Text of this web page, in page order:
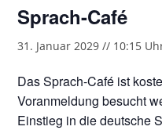
Sprach-Café
31. Januar 2029 // 10:15
Das Sprach-Café ist
Voranmeldung besucht
Einstieg in die deutsche